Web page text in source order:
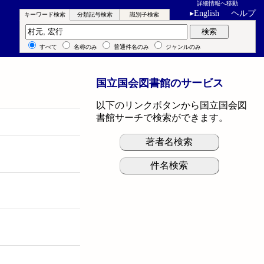
詳細情報へ移動
▸English ヘルプ
キーワード検索 分類記号検索 識別子検索
キーワード検索 検索
すべて 名称のみ 普通件名のみ ジャンルのみ
国立国会図書館のサービス
以下のリンクボタンから国立国会図
書館サーチで検索ができます。
著者名検索
件名検索